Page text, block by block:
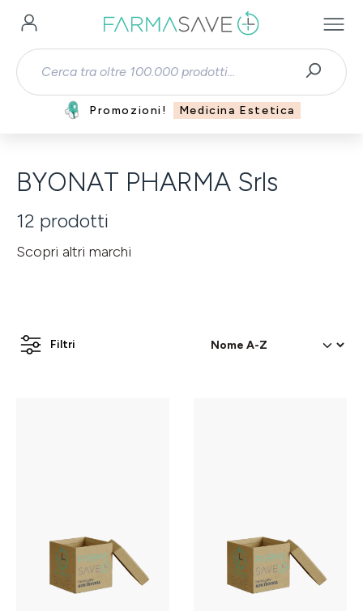
Passa al contenuto principale
Promozioni! Medicina Estetica
BYONAT PHARMA Srls
12 prodotti
Scopri altri marchi
Filtri